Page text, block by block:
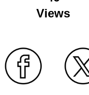
Views